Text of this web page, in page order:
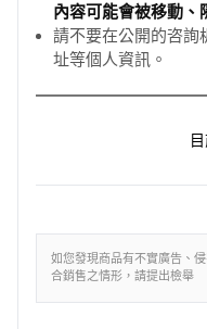
內容可能會被移動、
請不要在公開的咨詢
址等個人資訊。
如您發現商品有不實廣告、
合銷售之情形，請提出檢舉